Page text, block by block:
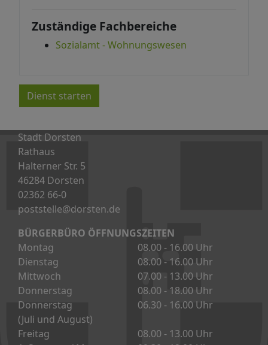
Zuständige Fachbereiche
Sozialamt - Wohnungswesen
Dienst starten